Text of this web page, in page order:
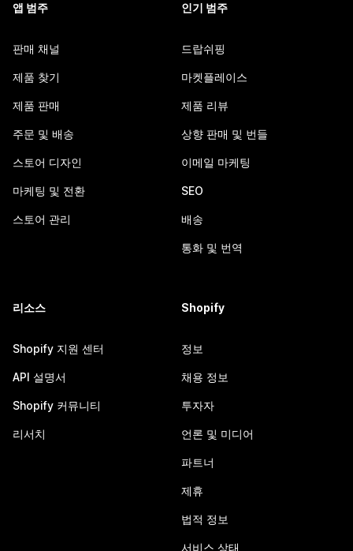
앱 범주
판매 채널
제품 찾기
제품 판매
주문 및 배송
스토어 디자인
마케팅 및 전환
스토어 관리
인기 범주
드랍쉬핑
마켓플레이스
제품 리뷰
상향 판매 및 번들
이메일 마케팅
SEO
배송
통화 및 번역
리소스
Shopify 지원 센터
API 설명서
Shopify 커뮤니티
리서치
Shopify
정보
채용 정보
투자자
언론 및 미디어
파트너
제휴
법적 정보
서비스 상태